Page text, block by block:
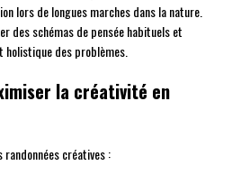
lors de longues marches dans la nature.
des schémas de pensée habituels et
holistique des problèmes.
la créativité en
créatives :